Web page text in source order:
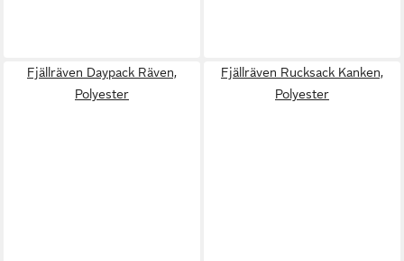
Fjällräven Daypack Räven,
Polyester
Fjällräven Rucksack Kanken,
Polyester